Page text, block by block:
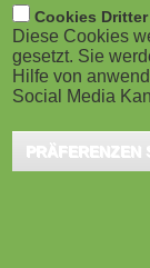
e
)
Cookies Dritter
Diese Cookies
gesetzt. Sie
Hilfe von
Social Media
PRÄFERENZEN